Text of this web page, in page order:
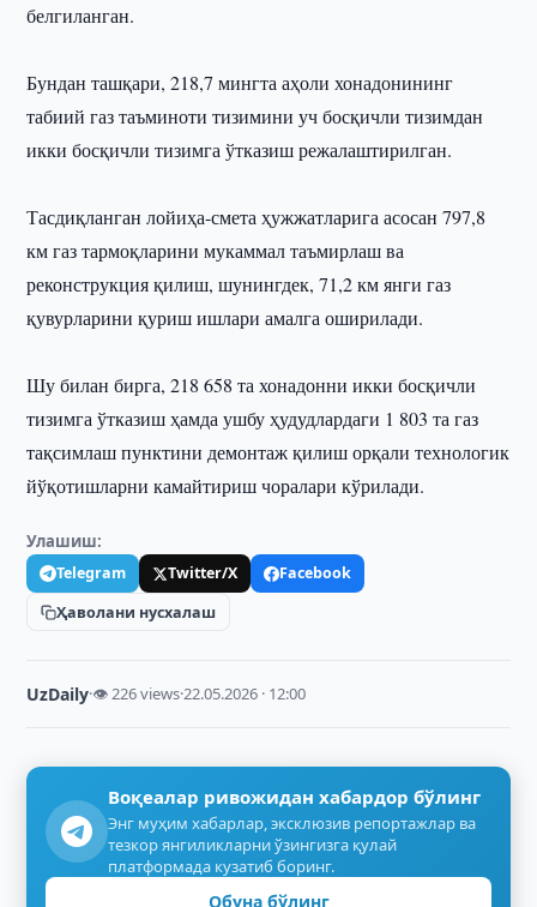
белгиланган.
Бундан ташқари, 218,7 мингта аҳоли хонадонининг
табиий газ таъминоти тизимини уч босқичли тизимдан
икки босқичли тизимга ўтказиш режалаштирилган.
Тасдиқланган лойиҳа-смета ҳужжатларига асосан 797,8
км газ тармоқларини мукаммал таъмирлаш ва
реконструкция қилиш, шунингдек, 71,2 км янги газ
қувурларини қуриш ишлари амалга оширилади.
Шу билан бирга, 218 658 та хонадонни икки босқичли
тизимга ўтказиш ҳамда ушбу ҳудудлардаги 1 803 та газ
тақсимлаш пунктини демонтаж қилиш орқали технологик
йўқотишларни камайтириш чоралари кўрилади.
Улашиш:
Telegram Twitter/X
Facebook
Ҳаволани нусхалаш
UzDaily·👁 226 views·22.05.2026 · 12:00
Воқеалар ривожидан хабардор бўлинг
Энг муҳим хабарлар, эксклюзив репортажлар ва
тезкор янгиликларни ўзингизга қулай
платформада кузатиб боринг.
Обуна бўлинг